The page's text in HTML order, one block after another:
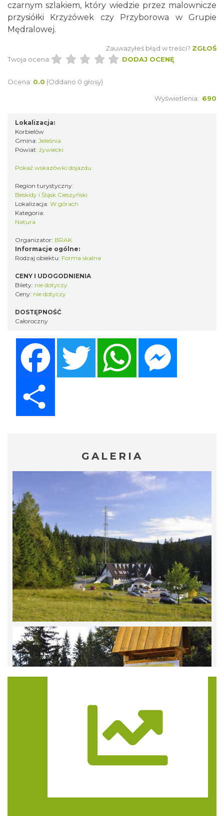
czarnym szlakiem, który wiedzie przez malownicze
przysiółki Krzyżówek czy Przyborowa w Grupie
Mędralowej.
Zauważyłeś błąd w treści? ZGŁOŚ
Twoja ocena:
DODAJ OCENĘ
Ocena: 0.0 (Oddano 0 głosy)
Wyświetlenia: 690
Lokalizacja:
Korbielów
Gmina: Jeleśnia
Powiat: żywiecki
Pokaż wskazówki dojazdu
Region turystyczny:
Beskidy i Śląsk Cieszyński
Lokalizacja: W górach
Kategoria:
Natura
Organizator: BRAK
Informacje ogólne:
Rodzaj obiektu: Forma skalna
CENY I UDOGODNIENIA
Bilety: nie dotyczy
Ceny: nie dotyczy
DOSTĘPNOŚĆ
Całoroczny
Twitter WhatsApp
GALERIA